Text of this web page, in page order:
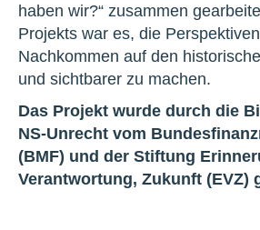
haben wir?“ zusammen
Projekts war es, die
Nachkommen auf den
und sichtbarer zu machen.
Das Projekt wurde durch die
NS-Unrecht vom
(BMF) und der Stiftung
Verantwortung, Zukunft (EVZ)